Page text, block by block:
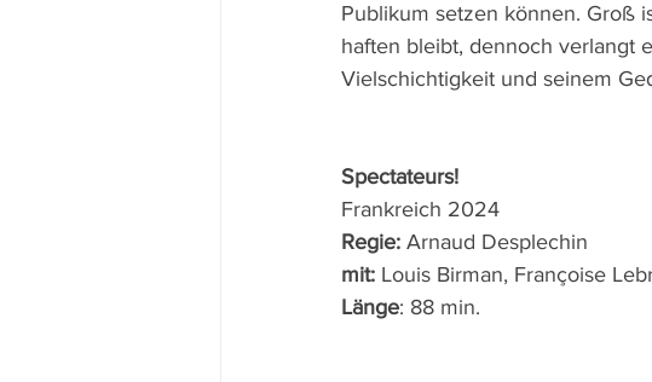
Publikum setzen können. Groß
haften bleibt, dennoch verlangt
Vielschichtigkeit und seinem
Spectateurs!
Frankreich 2024
Regie: Arnaud Desplechin
mit: Louis Birman, Françoise
Länge: 88 min.